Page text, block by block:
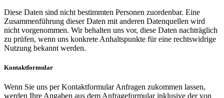
Diese Daten sind nicht bestimmten Personen zuordenbar. Eine
Zusammenführung dieser Daten mit anderen Datenquellen wird
nicht vorgenommen. Wir behalten uns vor, diese Daten nachträglich
zu prüfen, wenn uns konkrete Anhaltspunkte für eine rechtswidrige
Nutzung bekannt werden.
Kontaktformular
Wenn Sie uns per Kontaktformular Anfragen zukommen lassen,
werden Ihre Angaben aus dem Anfrageformular inklusive der von